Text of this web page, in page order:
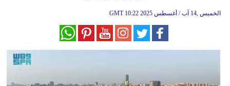
سياحة
وسفر
GMT 10:22 2025 الخميس ,14 آب / أغسطس